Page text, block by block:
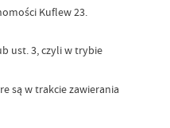
Kuflew 23.
ust. 3, czyli w trybie
są w trakcie zawierania